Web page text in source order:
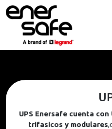
UPS Enersafe cuenta
trifasicos y modulares